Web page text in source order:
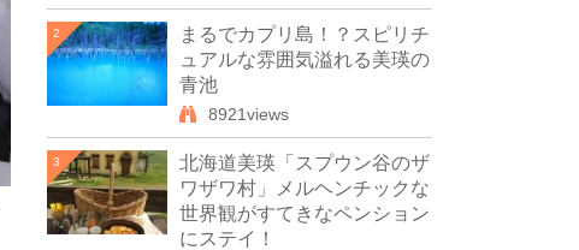
2
まるでカプリ島！？スピリチ
ュアルな雰囲気溢れる美瑛の
青池
8921views
3
北海道美瑛「スプウン谷のザ
ワザワ村」メルヘンチックな
世界観がすてきなペンション
にステイ！